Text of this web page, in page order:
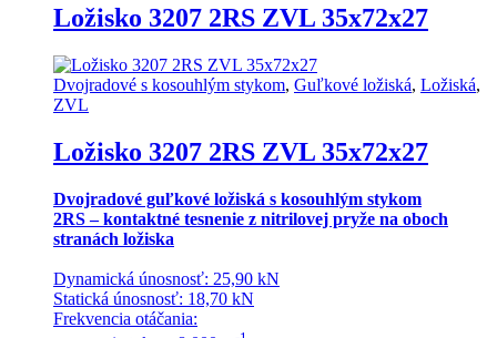
Ložisko 3207 2RS ZVL 35x72x27
Dvojradové s kosouhlým stykom, Guľkové ložiská, Ložiská,
ZVL
Ložisko 3207 2RS ZVL 35x72x27
Dvojradové guľkové ložiská s kosouhlým stykom
2RS – kontaktné tesnenie z nitrilovej pryže na oboch
stranách ložiska
Dynamická únosnosť: 25,90 kN
Statická únosnosť: 18,70 kN
Frekvencia otáčania: